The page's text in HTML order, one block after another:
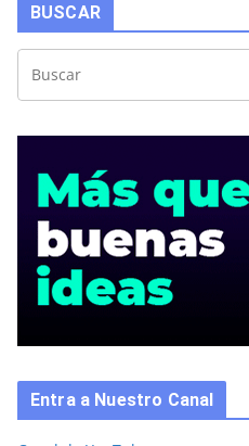
BUSCAR
Entra a Nuestro Canal